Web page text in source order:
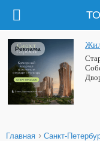
Реклама
Главная › Санкт-